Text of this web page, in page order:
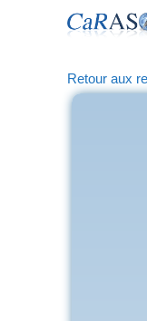
Retour aux